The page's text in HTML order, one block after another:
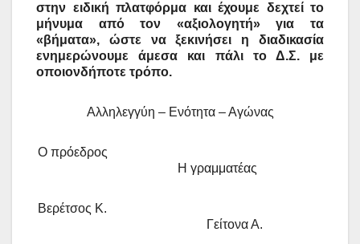
στην ειδική πλατφόρμα και έχουμε δεχτεί το
μήνυμα από τον «αξιολογητή» για τα
«βήματα», ώστε να ξεκινήσει η διαδικασία
ενημερώνουμε άμεσα και πάλι το Δ.Σ. με
οποιονδήποτε τρόπο.
Αλληλεγγύη – Ενότητα – Αγώνας
Ο πρόεδρος
Η γραμματέας
Βερέτσος Κ.
Γείτονα Α.